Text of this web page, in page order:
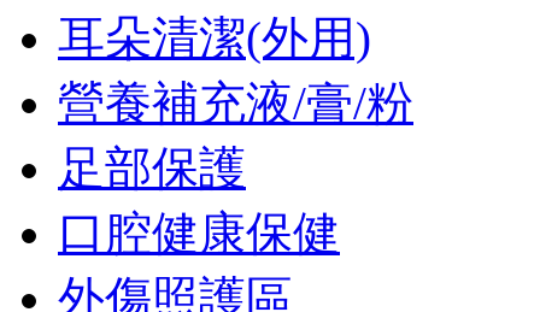
耳朵清潔(外用)
營養補充液/膏/粉
足部保護
口腔健康保健
外傷照護區